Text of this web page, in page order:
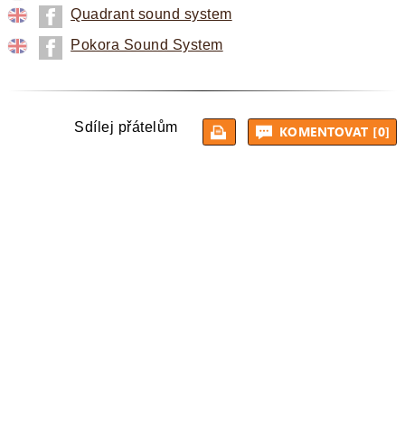
Quadrant sound system
Pokora Sound System
Sdílej přátelům